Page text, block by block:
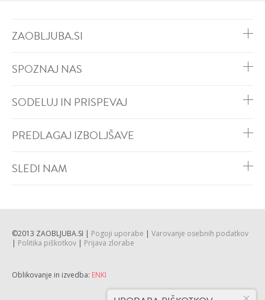
ZAOBLJUBA.SI
SPOZNAJ NAS
SODELUJ IN PRISPEVAJ
PREDLAGAJ IZBOLJŠAVE
SLEDI NAM
©2013 ZAOBLJUBA.SI | Pogoji uporabe | Varovanje osebnih podatkov
| Politika piškotkov | Prijava zlorabe
Oblikovanje in izvedba: ENKI